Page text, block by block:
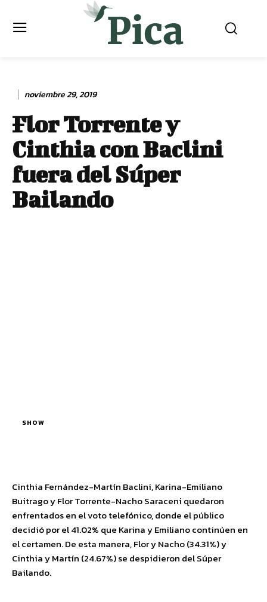
noviembre 29, 2019
Flor Torrente y
Cinthia con Baclini
fuera del Súper
Bailando
SHOW
Cinthia Fernández-Martín Baclini, Karina-Emiliano
Buitrago y Flor Torrente-Nacho Saraceni quedaron
enfrentados en el voto telefónico, donde el público
decidió por el 41.02% que Karina y Emiliano continúen en
el certamen. De esta manera, Flor y Nacho (34.31%) y
Cinthia y Martín (24.67%) se despidieron del Súper
Bailando.